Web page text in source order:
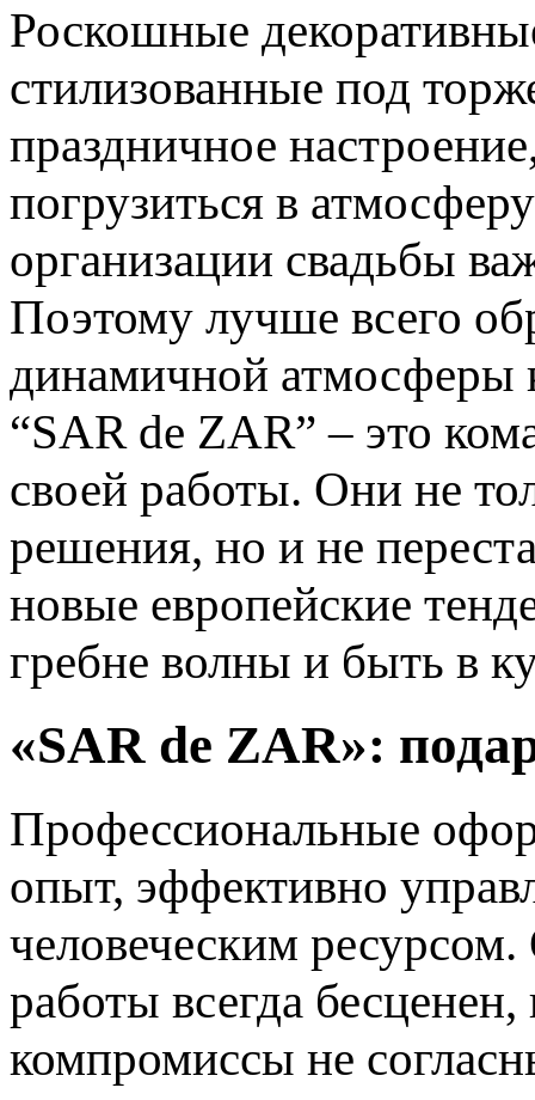
Роскошные
стилизованные под
праздничное
погрузиться в
организации свадьбы
Поэтому лучше всего
динамичной атмосферы
“SAR de ZAR” – это
своей работы. Они не
решения, но и не
новые европейские
гребне волны и быть в
«SAR de ZAR»:
Профессиональные
опыт, эффективно
человеческим
работы всегда
компромиссы не